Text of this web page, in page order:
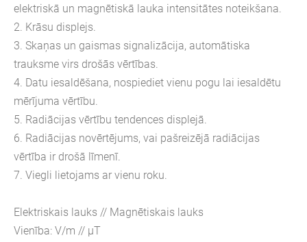
elektriskā un magnētiskā lauka intensitātes noteikšana.
2. Krāsu displejs.
3. Skaņas un gaismas signalizācija, automātiska
trauksme virs drošās vērtības.
4. Datu iesaldēšana, nospiediet vienu pogu lai iesaldētu
mērījuma vērtību.
5. Radiācijas vērtību tendences displejā.
6. Radiācijas novērtējums, vai pašreizējā radiācijas
vērtība ir drošā līmenī.
7. Viegli lietojams ar vienu roku.
Elektriskais lauks // Magnētiskais lauks
Vienība: V/m // μT